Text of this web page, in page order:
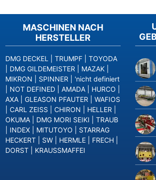
MASCHINEN NACH
HERSTELLER
DMG DECKEL TRUMPF
TOYODA
DMG GILDEMEISTER MAZAK
MIKRON
SPINNER
'nicht definiert
NOT DEFINED AMADA HURCO
AXA
GLEASON PFAUTER
WAFIOS
CARL ZEISS CHIRON HELLER
OKUMA
DMG MORI SEIKI
TRAUB
INDEX MITUTOYO
STARRAG
HECKERT
SW HERMLE FRECH
DORST
KRAUSSMAFFEI